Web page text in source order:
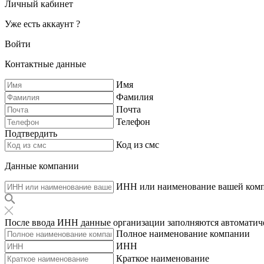
Личный кабинет
Уже есть аккаунт ?
Войти
Контактные данные
Имя
Фамилия
Почта
Телефон
Подтвердить
Код из смс
Данные компании
ИНН или наименование вашей
После ввода ИНН данные организации заполняются
Полное наименование компании
ИНН
Краткое наименование